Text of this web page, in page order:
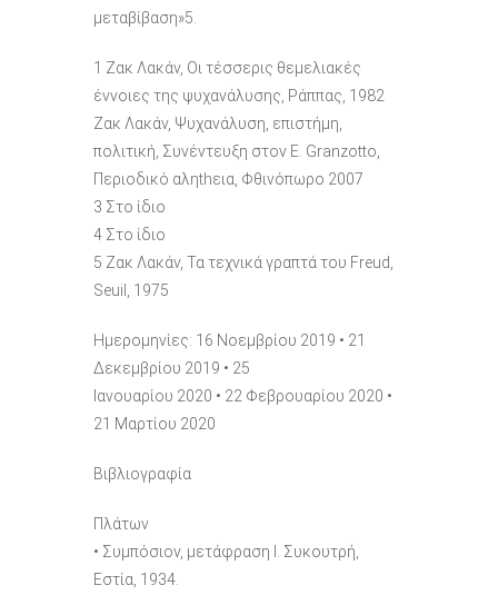
μεταβίβαση»5.
1 Ζακ Λακάν, Οι τέσσερις θεμελιακές
έννοιες της ψυχανάλυσης, Ράππας, 1982
Ζακ Λακάν, Ψυχανάλυση, επιστήμη,
πολιτική, Συνέντευξη στον E. Granzotto,
Περιοδικό αληthεια, Φθινόπωρο 2007
3 Στο ίδιο
4 Στο ίδιο
5 Ζακ Λακάν, Τα τεχνικά γραπτά του Freud,
Seuil, 1975
Ημερομηνίες: 16 Νοεμβρίου 2019 • 21
Δεκεμβρίου 2019 • 25
Ιανουαρίου 2020 • 22 Φεβρουαρίου 2020 •
21 Μαρτίου 2020
Βιβλιογραφία
Πλάτων
• Συμπόσιον, μετάφραση Ι. Συκουτρή,
Εστία, 1934.